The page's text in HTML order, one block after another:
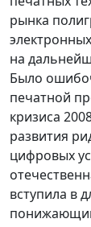
рынка
на
Было
печатной
кризиса
развития
цифровых
вступила в